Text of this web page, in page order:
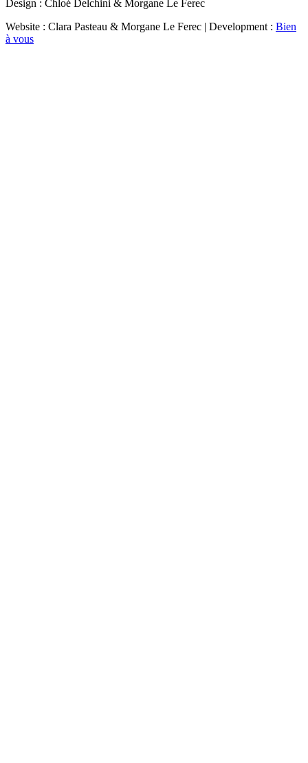
Design : Chloé Delchini & Morgane Le Ferec
Website : Clara Pasteau & Morgane Le Ferec | Development : Bien
à vous